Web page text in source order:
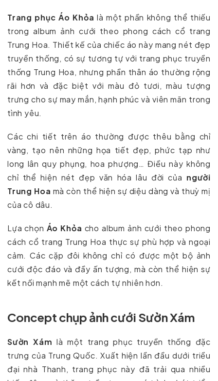
Trang phục Áo Khỏa là một phần không thể thiếu
trong album ảnh cưới theo phong cách cổ trang
Trung Hoa. Thiết kế của chiếc áo này mang nét đẹp
truyền thống, có sự tương tự với trang phục truyền
thống Trung Hoa, nhưng phần thân áo thường rộng
rãi hơn và đặc biệt với màu đỏ tươi, màu tượng
trưng cho sự may mắn, hạnh phúc và viên mãn trong
tình yêu.
Các chi tiết trên áo thường được thêu bằng chỉ
vàng, tạo nên những họa tiết đẹp, phức tạp như
long lân quy phụng, hoa phượng… Điều này không
chỉ thể hiện nét đẹp văn hóa lâu đời của người
Trung Hoa mà còn thể hiện sự diệu dàng và thuỳ mị
của cô dâu.
Lựa chọn Áo Khỏa cho album ảnh cưới theo phong
cách cổ trang Trung Hoa thực sự phù hợp và ngoại
cảm. Các cặp đôi không chỉ có được một bộ ảnh
cưới độc đáo và đầy ấn tượng, mà còn thể hiện sự
kết nối mạnh mẽ một cách tự nhiên hơn.
Concept chụp ảnh cưới Sườn Xám
Sườn Xám là một trang phục truyền thống đặc
trưng của Trung Quốc. Xuất hiện lần đầu dưới triều
đại nhà Thanh, trang phục này đã trải qua nhiều